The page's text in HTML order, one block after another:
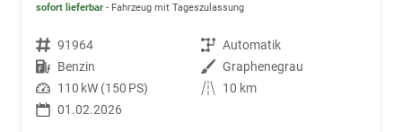
sofort lieferbar Fahrzeug mit Tageszulassung
Fahrzeugnr. 91964 Getriebe Automatik
Kraftstoff Benzin Außenfarbe Graphenegrau
Leistung 110 kW (150 PS) Kilometerstand
10 km
01.02.2026